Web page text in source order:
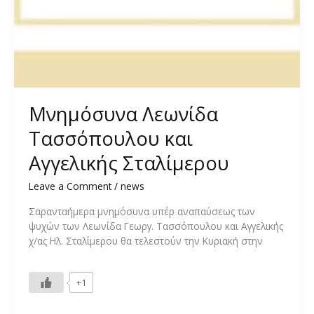
Μνημόσυνα Λεωνίδα
Τασσόπουλου και
Αγγελικής Σταλίμερου
Leave a Comment / news
Σαρανταήμερα μνημόσυνα υπέρ αναπαύσεως των
ψυχών των Λεωνίδα Γεωργ. Τασσόπουλου και Αγγελικής
χ/ας Ηλ. Σταλίμερου θα τελεστούν την Κυριακή στην
+1